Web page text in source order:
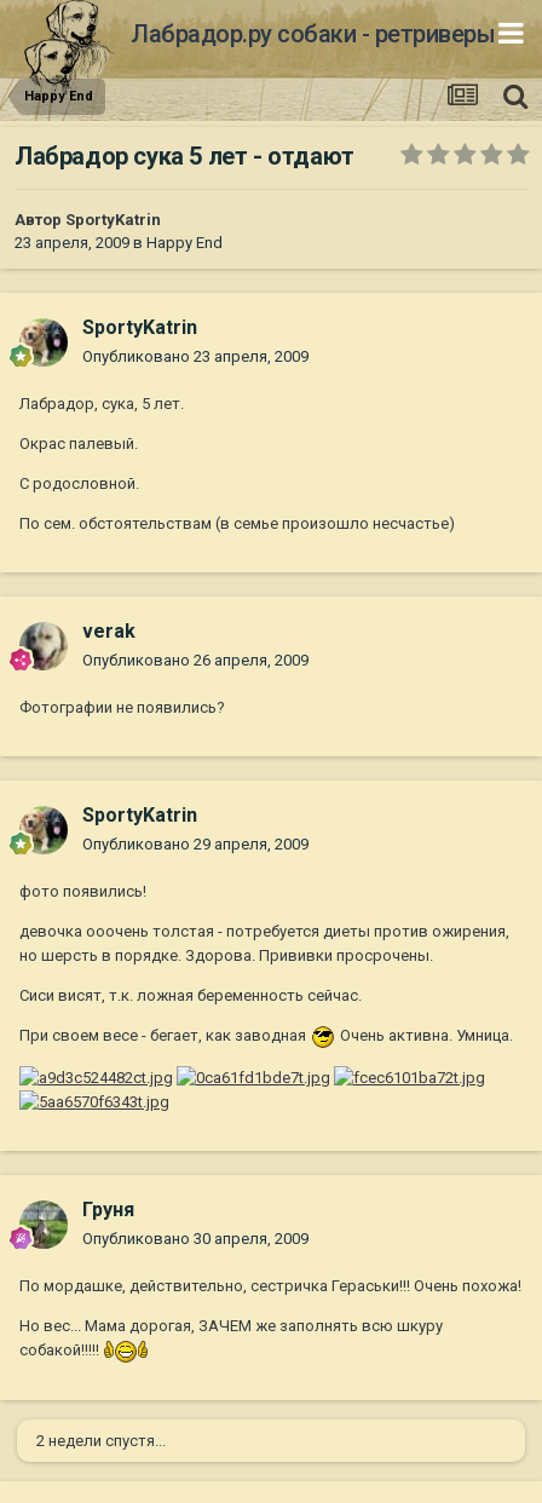
Лабрадор.ру собаки - ретриверы
Happy End
Лабрадор сука 5 лет - отдают
Автор SportyKatrin
23 апреля, 2009 в Happy End
SportyKatrin
Опубликовано 23 апреля, 2009
Лабрадор, сука, 5 лет.
Окрас палевый.
С родословной.
По сем. обстоятельствам (в семье произошло несчастье)
verak
Опубликовано 26 апреля, 2009
Фотографии не появились?
SportyKatrin
Опубликовано 29 апреля, 2009
фото появились!
девочка ооочень толстая - потребуется диеты против ожирения,
но шерсть в порядке. Здорова. Прививки просрочены.
Сиси висят, т.к. ложная беременность сейчас.
При своем весе - бегает, как заводная Очень активна. Умница.
Груня
Опубликовано 30 апреля, 2009
По мордашке, действительно, сестричка Гераськи!!! Очень похожа!
Но вес... Мама дорогая, ЗАЧЕМ же заполнять всю шкуру
собакой!!!!!
2 недели спустя...